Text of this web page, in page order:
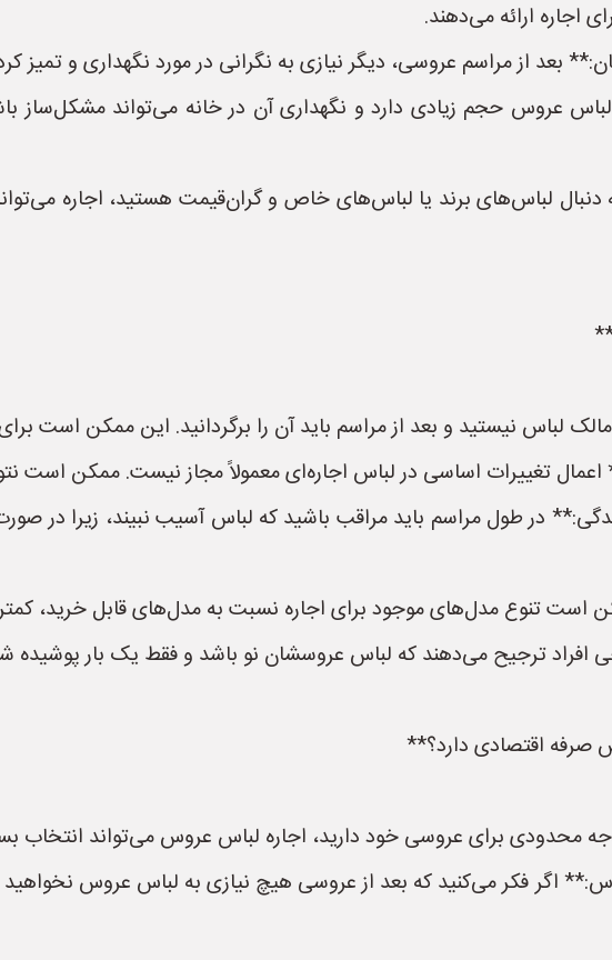
اجاره ارائه می‌دهند.
بعد از مراسم عروسی، دیگر نیازی به نگرانی در مورد نگهداری و
عروس حجم زیادی دارد و نگهداری آن در خانه می‌تواند مشکل‌ساز
لباس‌های برند یا لباس‌های خاص و گران‌قیمت هستید، اجاره
لباس نیستید و بعد از مراسم باید آن را برگردانید. این ممکن است
تغییرات اساسی در لباس اجاره‌ای معمولاً مجاز نیست. ممکن است
در طول مراسم باید مراقب باشید که لباس آسیب نبیند، زیرا در
تنوع مدل‌های موجود برای اجاره نسبت به مدل‌های قابل خرید،
ترجیح می‌دهند که لباس عروسشان نو باشد و فقط یک بار پوشیده
صرفه اقتصادی دارد؟**
محدودی برای عروسی خود دارید، اجاره لباس عروس می‌تواند انتخاب
اگر فکر می‌کنید که بعد از عروسی هیچ نیازی به لباس عروس نخواهید